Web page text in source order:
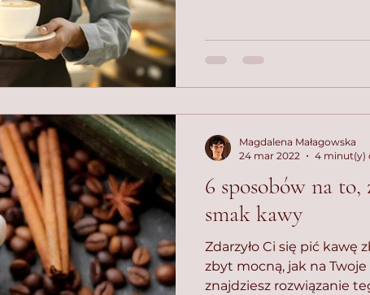
6 sposobów na
smak kawy
Zdarzyło Ci się pić kawę
zbyt mocną, jak na
znajdziesz rozwiązanie
Magdalena Małagowska
24 mar 2022
4 minut(y)